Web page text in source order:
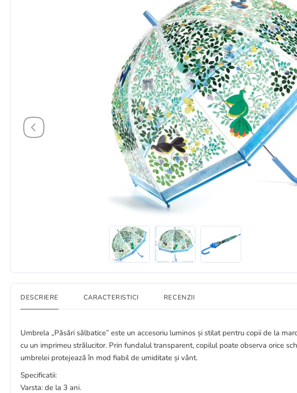
DESCRIERE CARACTERISTICI RECENZII
Umbrela „Păsări sălbatice” este un accesoriu luminos și stilat pentru copii de la
cu un imprimeu strălucitor. Prin fundalul transparent, copilul poate observa orice
umbrelei protejează în mod fiabil de umiditate și vânt.
Specificatii:
Varsta: de la 3 ani.